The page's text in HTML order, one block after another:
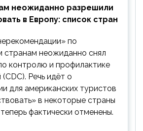
неожиданно разрешили
в Европу: список стран
по
странам неожиданно снял
контролю и профилактике
Речь идёт о
для американских туристов
в некоторые страны
фактически отменены.